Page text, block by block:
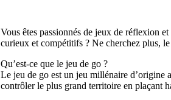
Vous êtes passionnés de jeux de réflexion
curieux et compétitifs ? Ne cherchez plus,
Qu’est-ce que le jeu de go ?
Le jeu de go est un jeu millénaire d’origine
contrôler le plus grand territoire en plaçant